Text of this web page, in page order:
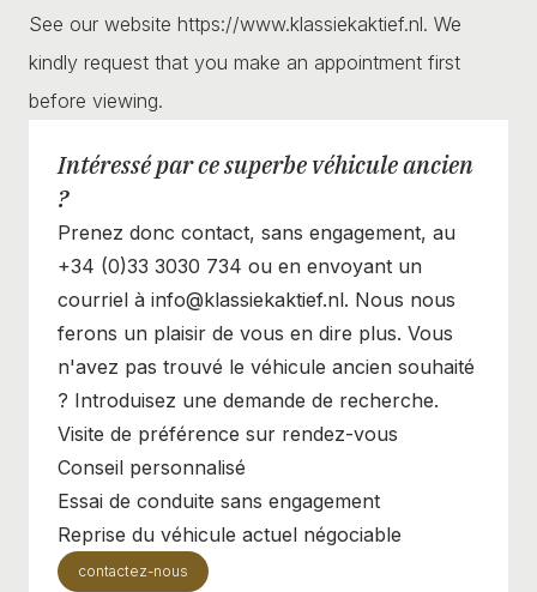
See our website https://www.klassiekaktief.nl. We
kindly request that you make an appointment first
before viewing.
Intéressé par ce superbe véhicule ancien
?
Prenez donc contact, sans engagement, au
+34 (0)33 3030 734 ou en envoyant un
courriel à info@klassiekaktief.nl. Nous nous
ferons un plaisir de vous en dire plus. Vous
n'avez pas trouvé le véhicule ancien souhaité
? Introduisez une demande de recherche.
Visite de préférence sur rendez-vous
Conseil personnalisé
Essai de conduite sans engagement
Reprise du véhicule actuel négociable
contactez-nous